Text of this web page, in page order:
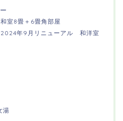
室8畳＋6畳角部屋
年9月リニューアル 和洋室
湯